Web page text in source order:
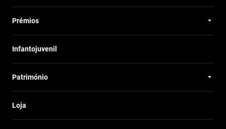
Prémios
Infantojuvenil
Património
Loja